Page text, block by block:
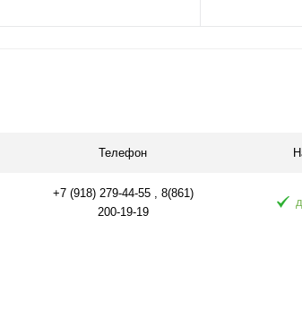
Телефон
+7 (918) 279-44-55 , 8(861)
200-19-19